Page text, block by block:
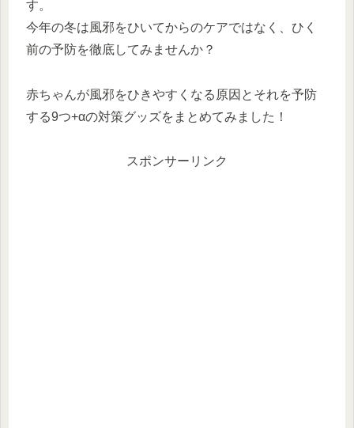
す。
今年の冬は風邪をひいてからのケアではなく、ひく
前の予防を徹底してみませんか？
赤ちゃんが風邪をひきやすくなる原因とそれを予防
する9つ+αの対策グッズをまとめてみました！
スポンサーリンク